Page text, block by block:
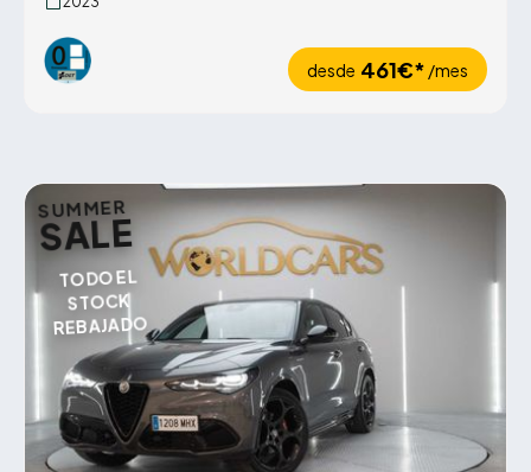
desde 461€* /mes
SUMMER
SALE
TODO EL
STOCK
REBAJADO